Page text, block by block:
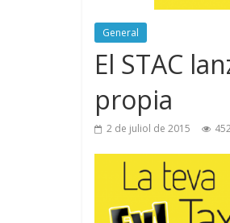
General
El STAC
propia
2 de juliol de 2015